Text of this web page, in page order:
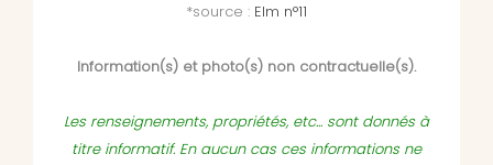
*source : Elm n°11
Information(s) et photo(s) non contractuelle(s).
Les renseignements, propriétés, etc... sont donnés à
titre informatif. En aucun cas ces informations ne